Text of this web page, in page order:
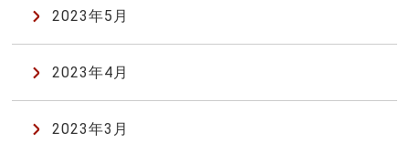
2023年5月
2023年4月
2023年3月